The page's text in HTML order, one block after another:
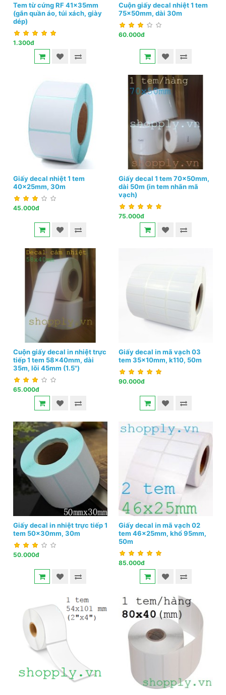
Tem từ cứng RF 41x35mm
(gắn quần áo, túi xách, giày
dép)
1.300đ
Cuộn giấy decal nhiệt 1 tem
75x50mm, dài 30m
60.000đ
Giấy decal nhiệt 1 tem
40x25mm, 30m
45.000đ
Giấy decal 1 tem 70x50mm,
dài 50m (in tem nhãn mã
vạch)
75.000đ
Cuộn giấy decal in nhiệt trực
tiếp 1 tem 58x40mm, dài
35m, lõi 45mm (1.5")
65.000đ
Giấy decal in mã vạch 03
tem 35x10mm, k110, 50m
90.000đ
Giấy decal in nhiệt trực tiếp 1
tem 50x30mm, 30m
50.000đ
Giấy decal in mã vạch 02
tem 46x25mm, khổ 95mm,
50m
85.000đ